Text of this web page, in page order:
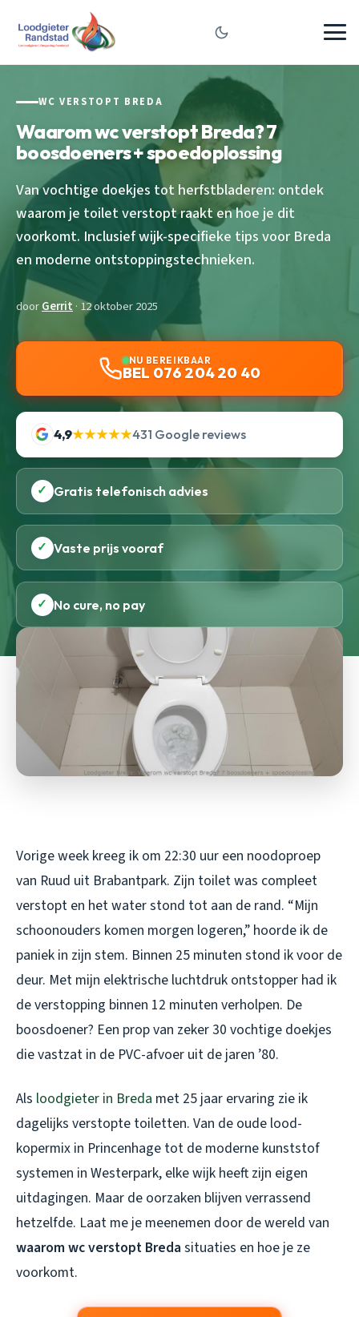
WC VERSTOPT BREDA
Waarom wc verstopt Breda? 7
boosdoeners + spoedoplossing
Van vochtige doekjes tot herfstbladeren: ontdek
waarom je toilet verstopt raakt en hoe je dit
voorkomt. Inclusief wijk-specifieke tips voor Breda
en moderne ontstoppingstechnieken.
doorGerrit · 12 oktober 2025
NU BEREIKBAAR
BEL 076 204 20 40
4,9★★★★★431 Google reviews
✓ Gratis telefonisch advies
✓ Vaste prijs vooraf
✓ No cure, no pay
Vorige week kreeg ik om 22:30 uur een noodoproep
van Ruud uit Brabantpark. Zijn toilet was compleet
verstopt en het water stond tot aan de rand. “Mijn
schoonouders komen morgen logeren,” hoorde ik de
paniek in zijn stem. Binnen 25 minuten stond ik voor de
deur. Met mijn elektrische luchtdruk ontstopper had ik
de verstopping binnen 12 minuten verholpen. De
boosdoener? Een prop van zeker 30 vochtige doekjes
die vastzat in de PVC-afvoer uit de jaren ’80.
Als loodgieter in Breda met 25 jaar ervaring zie ik
dagelijks verstopte toiletten. Van de oude lood-
kopermix in Princenhage tot de moderne kunststof
systemen in Westerpark, elke wijk heeft zijn eigen
uitdagingen. Maar de oorzaken blijven verrassend
hetzelfde. Laat me je meenemen door de wereld van
waarom wc verstopt Breda situaties en hoe je ze
voorkomt.